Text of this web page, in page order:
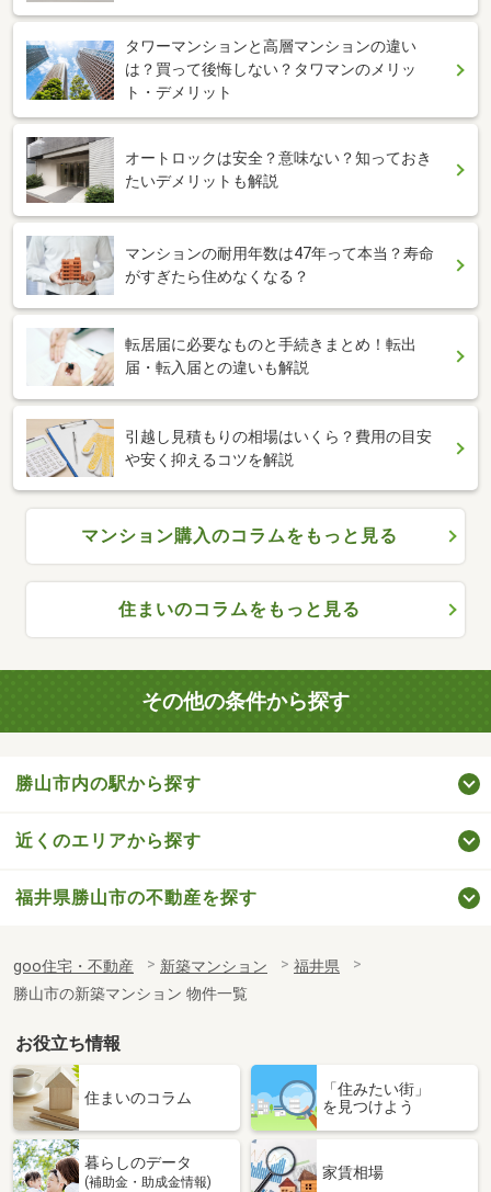
タワーマンションと高層マンションの違い
は？買って後悔しない？タワマンのメリッ
ト・デメリット
オートロックは安全？意味ない？知っておき
たいデメリットも解説
マンションの耐用年数は47年って本当？寿命
がすぎたら住めなくなる？
転居届に必要なものと手続きまとめ！転出
届・転入届との違いも解説
引越し見積もりの相場はいくら？費用の目安
や安く抑えるコツを解説
マンション購入のコラムをもっと見る
住まいのコラムをもっと見る
その他の条件から探す
勝山市内の駅から探す
近くのエリアから探す
福井県勝山市の不動産を探す
goo住宅・不動産 新築マンション
福井県
勝山市の新築マンション 物件一覧
お役立ち情報
住まいのコラム
「住みたい街」
を見つけよう
暮らしのデータ
(補助金・助成金情報)
家賃相場